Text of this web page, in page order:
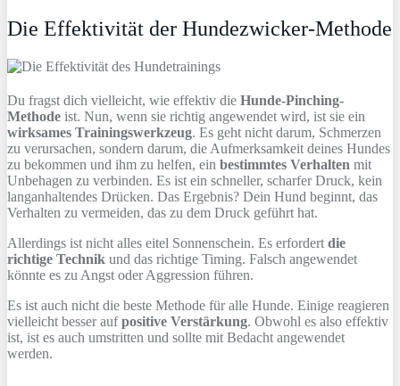
Die Effektivität der Hundezwicker-Methode
Du fragst dich vielleicht, wie effektiv die Hunde-Pinching-
Methode ist. Nun, wenn sie richtig angewendet wird, ist sie ein
wirksames Trainingswerkzeug. Es geht nicht darum, Schmerzen
zu verursachen, sondern darum, die Aufmerksamkeit deines Hundes
zu bekommen und ihm zu helfen, ein bestimmtes Verhalten mit
Unbehagen zu verbinden. Es ist ein schneller, scharfer Druck, kein
langanhaltendes Drücken. Das Ergebnis? Dein Hund beginnt, das
Verhalten zu vermeiden, das zu dem Druck geführt hat.
Allerdings ist nicht alles eitel Sonnenschein. Es erfordert die
richtige Technik und das richtige Timing. Falsch angewendet
könnte es zu Angst oder Aggression führen.
Es ist auch nicht die beste Methode für alle Hunde. Einige reagieren
vielleicht besser aufpositive Verstärkung. Obwohl es also effektiv
ist, ist es auch umstritten und sollte mit Bedacht angewendet
werden.